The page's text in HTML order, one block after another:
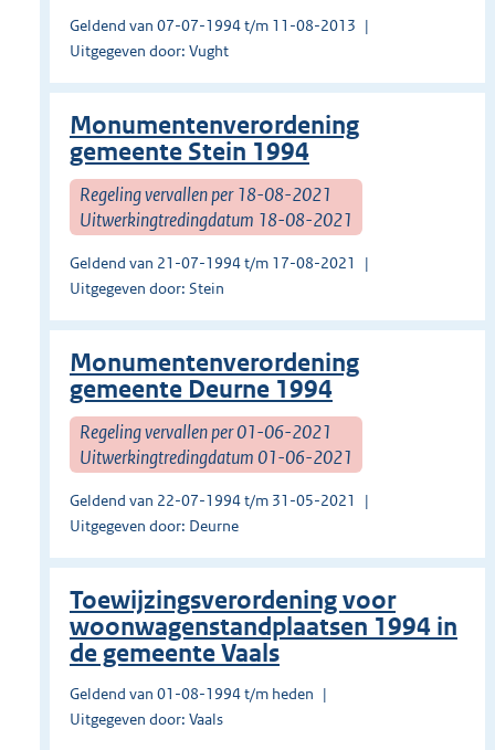
Geldend van 07-07-1994 t/m 11-08-2013
Uitgegeven door: Vught
Monumentenverordening
gemeente Stein 1994
Regeling vervallen per 18-08-2021
Uitwerkingtredingdatum 18-08-2021
Geldend van 21-07-1994 t/m 17-08-2021
Uitgegeven door: Stein
Monumentenverordening
gemeente Deurne 1994
Regeling vervallen per 01-06-2021
Uitwerkingtredingdatum 01-06-2021
Geldend van 22-07-1994 t/m 31-05-2021
Uitgegeven door: Deurne
Toewijzingsverordening voor
woonwagenstandplaatsen 1994 in
de gemeente Vaals
Geldend van 01-08-1994 t/m heden
Uitgegeven door: Vaals